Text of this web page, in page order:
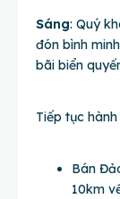
Sáng: Quý
đón bình
bãi biển
Tiếp tục
Bán
10km